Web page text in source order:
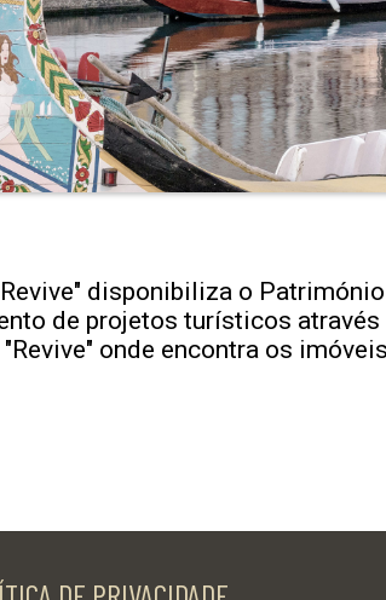
disponibiliza o
de projetos turísticos
onde encontra os